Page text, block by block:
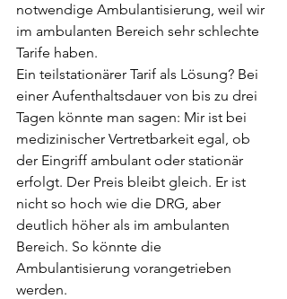
notwendige Ambulantisierung, weil wir
im ambulanten Bereich sehr schlechte
Tarife haben.
Ein teilstationärer Tarif als Lösung? Bei
einer Aufenthaltsdauer von bis zu drei
Tagen könnte man sagen: Mir ist bei
medizinischer Vertretbarkeit egal, ob
der Eingriff ambulant oder stationär
erfolgt. Der Preis bleibt gleich. Er ist
nicht so hoch wie die DRG, aber
deutlich höher als im ambulanten
Bereich. So könnte die
Ambulantisierung vorangetrieben
werden.